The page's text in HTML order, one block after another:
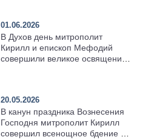
01.06.2026
В Духов день митрополит
Кирилл и епископ Мефодий
совершили великое освящение
20.05.2026
В канун праздника Вознесения
Господня митрополит Кирилл
совершил всенощное бдение в